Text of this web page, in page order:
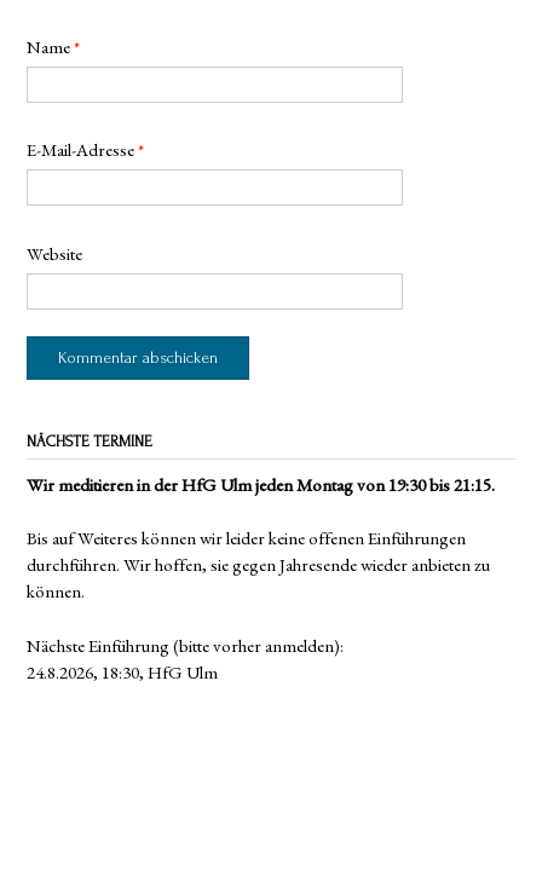
Name*
E-Mail-Adresse*
Website
NÄCHSTE TERMINE
Wir meditieren in der HfG Ulm jeden Montag von 19:30 bis 21:15.
Bis auf Weiteres können wir leider keine offenen Einführungen
durchführen. Wir hoffen, sie gegen Jahresende wieder anbieten zu
können.
Nächste Einführung (bitte vorher anmelden):
24.8.2026, 18:30, HfG Ulm